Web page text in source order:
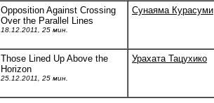
Opposition Against Crossing
Over the Parallel Lines
18.12.2011, 25 мин.
Сунаяма Курасуми
Those Lined Up Above the
Horizon
25.12.2011, 25 мин.
Урахата Тацухико